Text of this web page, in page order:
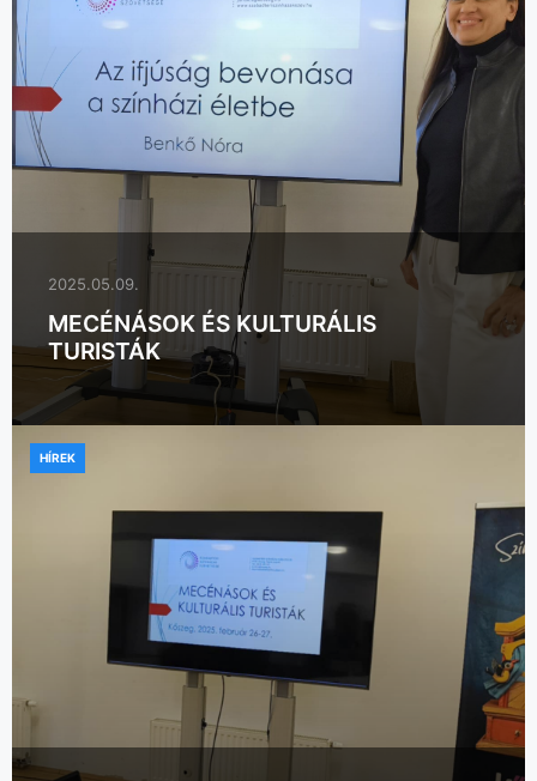
2025.05.09.
MECÉNÁSOK ÉS KULTURÁLIS
TURISTÁK
HÍREK